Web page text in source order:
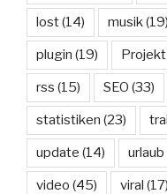
lost(14) musik(19)
plugin (19)
rss (15) SEO (33)
statistiken (23)
update (14) urlaub
video (45) viral (17)